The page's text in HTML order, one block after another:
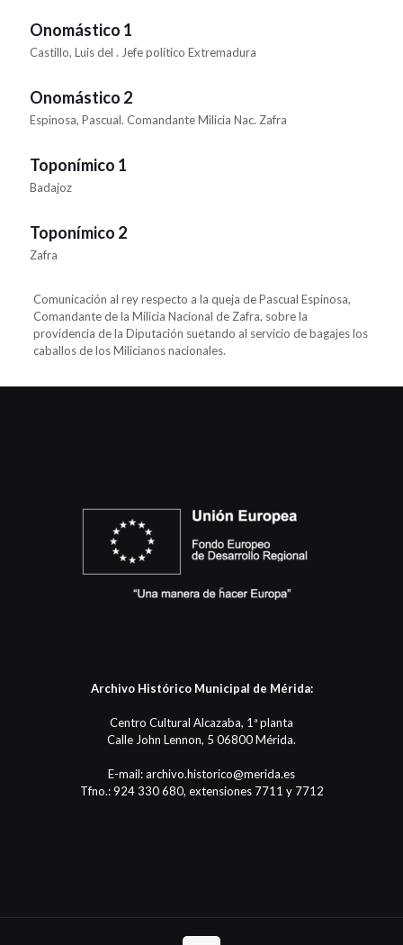
Onomástico 1
Castillo, Luis del . Jefe político Extremadura
Onomástico 2
Espinosa, Pascual. Comandante Milicia Nac. Zafra
Toponímico 1
Badajoz
Toponímico 2
Zafra
Comunicación al rey respecto a la queja de Pascual Espinosa,
Comandante de la Milicia Nacional de Zafra, sobre la
providencia de la Diputación suetando al servicio de bagajes los
caballos de los Milicianos nacionales.
Archivo Histórico Municipal de Mérida:
Centro Cultural Alcazaba, 1ª planta
Calle John Lennon, 5 06800 Mérida.
E-mail: archivo.historico@merida.es
Tfno.: 924 330 680, extensiones 7711 y 7712